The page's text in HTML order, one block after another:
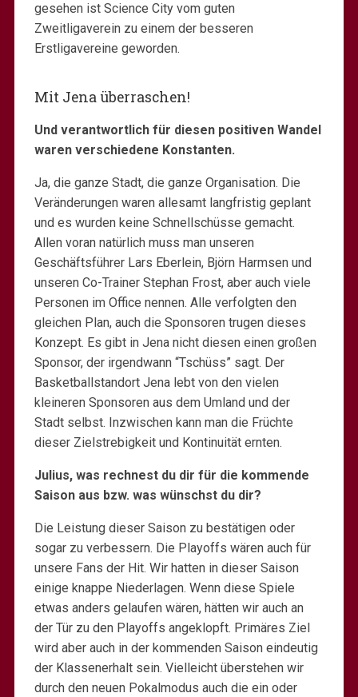
gesehen ist Science City vom guten
Zweitligaverein zu einem der besseren
Erstligavereine geworden.
Mit Jena überraschen!
Und verantwortlich für diesen positiven Wandel
waren verschiedene Konstanten.
Ja, die ganze Stadt, die ganze Organisation. Die
Veränderungen waren allesamt langfristig geplant
und es wurden keine Schnellschüsse gemacht.
Allen voran natürlich muss man unseren
Geschäftsführer Lars Eberlein, Björn Harmsen und
unseren Co-Trainer Stephan Frost, aber auch viele
Personen im Office nennen. Alle verfolgten den
gleichen Plan, auch die Sponsoren trugen dieses
Konzept. Es gibt in Jena nicht diesen einen großen
Sponsor, der irgendwann “Tschüss” sagt. Der
Basketballstandort Jena lebt von den vielen
kleineren Sponsoren aus dem Umland und der
Stadt selbst. Inzwischen kann man die Früchte
dieser Zielstrebigkeit und Kontinuität ernten.
Julius, was rechnest du dir für die kommende
Saison aus bzw. was wünschst du dir?
Die Leistung dieser Saison zu bestätigen oder
sogar zu verbessern. Die Playoffs wären auch für
unsere Fans der Hit. Wir hatten in dieser Saison
einige knappe Niederlagen. Wenn diese Spiele
etwas anders gelaufen wären, hätten wir auch an
der Tür zu den Playoffs angeklopft. Primäres Ziel
wird aber auch in der kommenden Saison eindeutig
der Klassenerhalt sein. Vielleicht überstehen wir
durch den neuen Pokalmodus auch die ein oder